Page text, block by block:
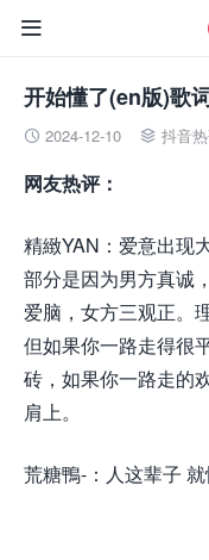

开始懂了(en版)歌
 2024-12-10  抖音
网友热评：
精緻YAN：爱意出现
部分是因为男方真诚
爱脑，女方三观正。
但如果你一路走得很
砖，如果你一路走的
肩上。
荒糖鴨-：人这辈子 就